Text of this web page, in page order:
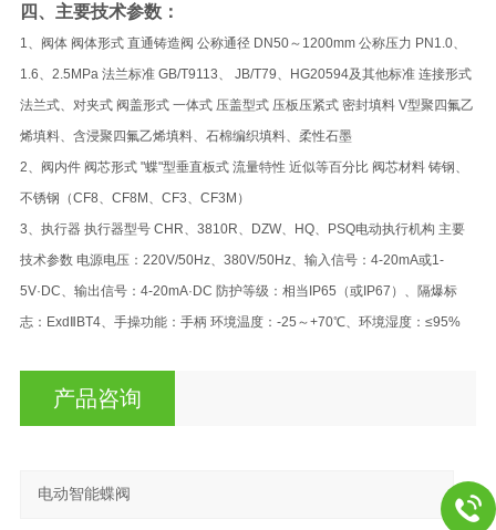
四、主要技术参数：
1、阀体 阀体形式 直通铸造阀 公称通径 DN50～1200mm 公称压力 PN1.0、
1.6、2.5MPa 法兰标准 GB/T9113、 JB/T79、HG20594及其他标准 连接形式
法兰式、对夹式 阀盖形式 一体式 压盖型式 压板压紧式 密封填料 V型聚四氟乙
烯填料、含浸聚四氟乙烯填料、石棉编织填料、柔性石墨
2、阀内件 阀芯形式 "蝶"型垂直板式 流量特性 近似等百分比 阀芯材料 铸钢、
不锈钢（CF8、CF8M、CF3、CF3M）
3、执行器 执行器型号 CHR、3810R、DZW、HQ、PSQ电动执行机构 主要
技术参数 电源电压：220V/50Hz、380V/50Hz、输入信号：4-20mA或1-
5V·DC、输出信号：4-20mA·DC 防护等级：相当IP65（或IP67）、隔爆标
志：ExdⅡBT4、手操功能：手柄 环境温度：-25～+70℃、环境湿度：≤95% ​
产品咨询